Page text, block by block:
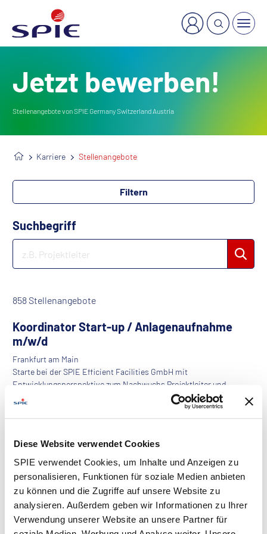
Diese Website verwendet Cookies
SPIE verwendet Cookies, um Inhalte und Anzeigen zu
personalisieren, Funktionen für soziale Medien anbieten
zu können und die Zugriffe auf unsere Website zu
analysieren. Außerdem geben wir Informationen zu Ihrer
Verwendung unserer Website an unsere Partner für
Jetzt bewerben!
Stellenangebote von SPIE Germany Switzerland Austria
Karriere Stellenangebote
Filtern
Suchbegriff
858 Stellenangebote
Koordinator Start-up / Anlagenaufnahme
m/w/d
Frankfurt am Main
Starte bei der SPIE Efficient Facilities GmbH mit
Entwicklungsperspektive zum Nachwuchs Projektleiter und
verstärke unser Team zum nächstmöglichen Zei...
Prozesstechnik m/w/d
Nürnberg
Wir, bei SPIE Life Science Engineering GmbH mit über 150
Ingenieuren, Technikern, Konstrukteuren und kaufmännischen
Kolleginnen und Kollegen, planen ...